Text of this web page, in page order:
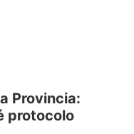
Provincia:
protocolo